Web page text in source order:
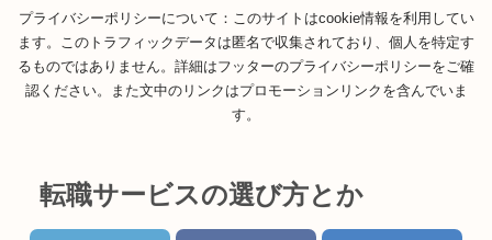
プライバシーポリシーについて：このサイトはcookie情報を利用してい
ます。このトラフィックデータは匿名で収集されており、個人を特定す
るものではありません。詳細はフッターのプライバシーポリシーをご確
認ください。また文中のリンクはプロモーションリンクを含んでいま
す。
転職サービスの選び方とか